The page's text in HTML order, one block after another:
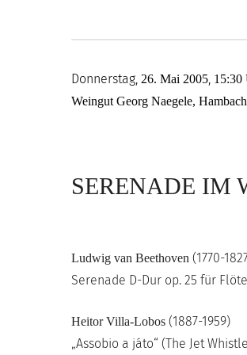
Donnerstag, 26. Mai 2005, 15:30
Weingut Georg Naegele, Hambach
SERENADE IM
Ludwig van Beethoven (1770-
Serenade D-Dur op. 25 für
Heitor Villa-Lobos (1887-1959)
„Assobio a játo“ (The Jet